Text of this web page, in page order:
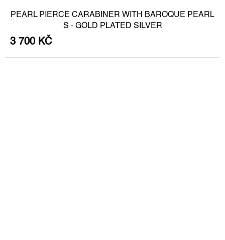
PEARL PIERCE CARABINER WITH BAROQUE PEARL
S - GOLD PLATED SILVER
3 700 KČ